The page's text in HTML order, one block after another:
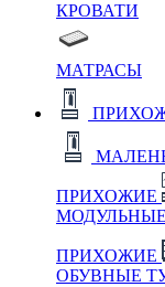
КРОВАТИ
МАТРАСЫ
ПРИХОЖИЕ
МОДУЛЬНЫЕ
ПРИХОЖИЕ
ОБУВНЫЕ